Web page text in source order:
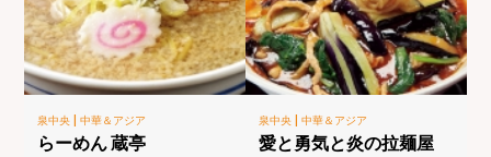
泉中央 |中華＆アジア
らーめん 蔵亭
泉中央 | 中華＆アジア
愛と勇気と炎の拉麺屋